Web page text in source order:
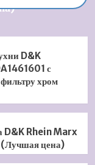
D&K
с
хром
D&K Rhein Marx
цена)